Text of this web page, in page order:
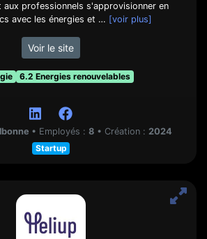
aux professionnels s'approvisionner en
avec les énergies et … [voir plus]
Voir le site
6.2 Energies renouvelables
• Employés : 8 • Création : 2024
Startup